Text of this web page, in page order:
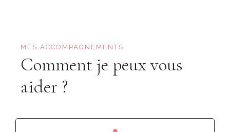
MES ACCOMPAGNEMENTS
Comment je peux vous
aider ?